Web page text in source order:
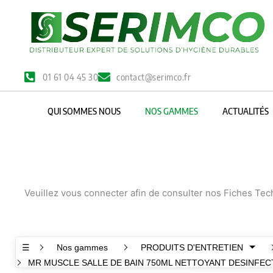
01 61 04 45 30 contact@serimco.fr
QUI SOMMES NOUS NOS GAMMES ACTUALITÉS
Veuillez vous connecter afin de consulter nos Fiches
☰ Nos gammes
PRODUITS D'ENTRETIEN
MR MUSCLE SALLE DE BAIN 750ML NETTOYANT